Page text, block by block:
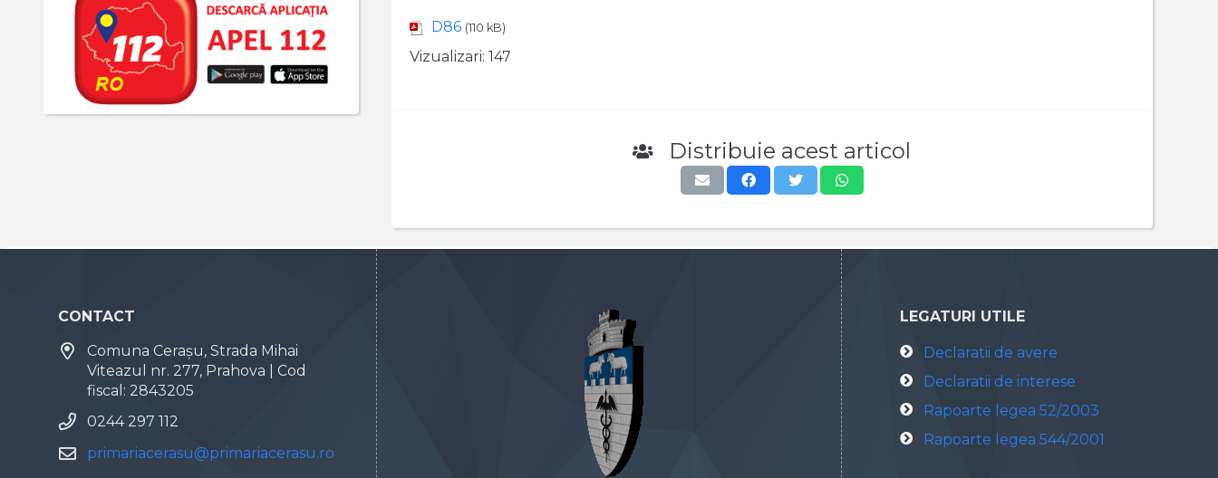
D86 (110 kB)
Vizualizari: 147
Distribuie acest articol
CONTACT
Comuna Cerașu, Strada Mihai
Viteazul nr. 277, Prahova | Cod
fiscal: 2843205
0244 297 112
primariacerasu@primariacerasu.ro
LEGATURI UTILE
Declaratii de avere
Declaratii de interese
Rapoarte legea 52/2003
Rapoarte legea 544/2001